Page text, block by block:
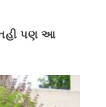
નહી પણ આ